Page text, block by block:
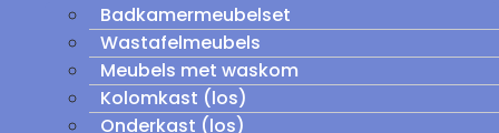
Badkamermeubelset
Wastafelmeubels
Meubels met waskom
Kolomkast (los)
Onderkast (los)